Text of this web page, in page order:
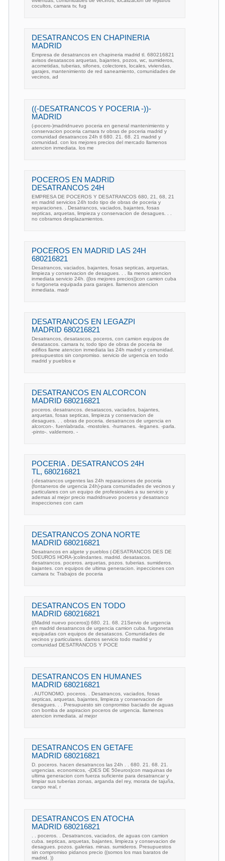
cocultos, camara tv, fug
DESATRANCOS EN CHAPINERIA
MADRID
Empresa de desatrancos en chapineria madrid tl. 680216821
avisos desatascos arquetas, bajantes, pozos, wc, sumideros,
acometidas, tuberias, sifones, colectores, locales, viviendas,
garajes, mantenimiento de red saneamiento, comunidades de
vecinos, ad
((-DESATRANCOS Y POCERIA -))-
MADRID
(-pocero-)madridnuevo poceria en general mantenimiento y
conservacion poceria camara tv obras de poceria madrid y
comunidad desatrancos 24h tl 680. 21. 68. 21 madrid y
comunidad. con los mejores precios del mercado llamenos
atencion inmediata. los me
POCEROS EN MADRID
DESATRANCOS 24H
EMPRESA DE POCEROS Y DESATRANCOS 680, 21, 68, 21
en madrid servicios 24h todo tipo de obras de poceria y
reparaciones. . Desatrancos, vaciados, bajantes, fosas
septicas, arquetas, limpieza y conservacion de desagues. . .
no cobramos desplazamientos.
POCEROS EN MADRID LAS 24H
680216821
Desatrancos, vaciados, bajantes, fosas septicas, arquetas,
limpieza y conservacion de desagues. . . lla menos atencion
inmediata servicio 24h. ((los mejores precios))con camion cuba
o furgoneta equipada para garajes. llamenos atencion
inmediata. madr
DESATRANCOS EN LEGAZPI
MADRID 680216821
Desatrancos, desatascos, poceros, con camion equipos de
desatascos. camara tv, todo tipo de obras de poceria ite
edifios llame atencion inmediata las 24h madrid y comunidad.
presupuestos sin conpromiso. servicio de urgencia en todo
madrid y pueblos e
DESATRANCOS EN ALCORCON
MADRID 680216821
poceros. desatrancos. desatascos, vaciados, bajantes,
arquetas, fosas septicas, limpieza y conservacion de
desagues. . . obras de poceria. desatrancos de urgencia en
alcorcon-. fuenlabrada. -mostoles. -humanes. -leganes. -parla.
-pinto-. valdemoro. -
POCERIA . DESATRANCOS 24H
TL, 680216821
(-desatrancos urgentes las 24h reparaciones de poceria
(fontaneros de urgencia 24h)-para comunidades de vecinos y
particulares con un equipo de profesionales a su servicio y
ademas al mejor precio madridnuevo poceros y desatranco
inspecciones con cam
DESATRANCOS ZONA NORTE
MADRID 680216821
Desatrancos en algete y pueblos (-DESATRANCOS DES DE
50EUROS HORA-)colindantes. madrid. desatascos.
desatrancos. poceros. arquetas, pozos. tuberias. sumideros.
bajantes. con equipos de ultima generacion. inpecciones con
camara tv. Trabajos de poceria
DESATRANCOS EN TODO
MADRID 680216821
((Madrid nuevo poceros)) 680. 21. 68. 21Servio de urgencia
en madrid desatrancos de urgencia camion cuba. furgonetas
equipadas con equipos de desatascos. Comunidades de
vecinos y particulares. damos servicio todo madrid y
comunidad DESATRANCOS Y POCE
DESATRANCOS EN HUMANES
MADRID 680216821
. AUTONOMO. poceros. . Desatrancos, vaciados, fosas
septicas, arquetas, bajantes, limpieza y conservacion de
desagues. . . Presupuesto sin conpromiso baciado de aguas
con bomba de aspiracion poceros de urgencia. llamenos
atencion inmediata. al mejor
DESATRANCOS EN GETAFE
MADRID 680216821
D. poceros. hacen desatrancos las 24h . . 680. 21. 68. 21.
urgencias. economicos, -(DES DE 50euros)con maquinas de
ultima generacion com fuerza suficiente para desatrancar y
limpiar sus tuberias zonas, arganda del rey, morata de tajuña,
canpo real, r
DESATRANCOS EN ATOCHA
MADRID 680216821
. . poceros. . Desatrancos, vaciados, de aguas con camion
cuba. septicas, arquetas, bajantes, limpieza y consevacion de
desagues. pozos. galerias. minas. sumideros. Presupuestos
sin compromiso pidanos precio ((somos los mas baratos de
madrid. ))